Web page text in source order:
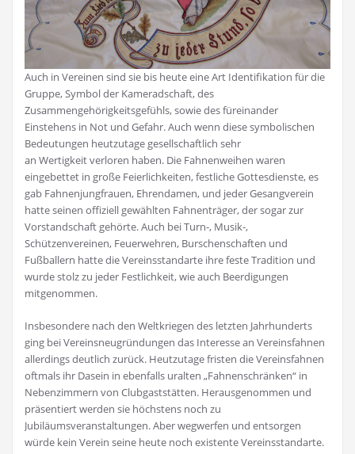
Auch in Vereinen sind sie bis heute eine Art Identifikation für die
Gruppe, Symbol der Kameradschaft, des
Zusammengehörigkeitsgefühls, sowie des füreinander
Einstehens in Not und Gefahr. Auch wenn diese symbolischen
Bedeutungen heutzutage gesellschaftlich sehr
an Wertigkeit verloren haben. Die Fahnenweihen waren
eingebettet in große Feierlichkeiten, festliche Gottesdienste, es
gab Fahnenjungfrauen, Ehrendamen, und jeder Gesangverein
hatte seinen offiziell gewählten Fahnenträger, der sogar zur
Vorstandschaft gehörte. Auch bei Turn-, Musik-,
Schützenvereinen, Feuerwehren, Burschenschaften und
Fußballern hatte die Vereinsstandarte ihre feste Tradition und
wurde stolz zu jeder Festlichkeit, wie auch Beerdigungen
mitgenommen.
Insbesondere nach den Weltkriegen des letzten Jahrhunderts
ging bei Vereinsneugründungen das Interesse an Vereinsfahnen
allerdings deutlich zurück. Heutzutage fristen die Vereinsfahnen
oftmals ihr Dasein in ebenfalls uralten „Fahnenschränken“ in
Nebenzimmern von Clubgaststätten. Herausgenommen und
präsentiert werden sie höchstens noch zu
Jubiläumsveranstaltungen. Aber wegwerfen und entsorgen
würde kein Verein seine heute noch existente Vereinsstandarte.